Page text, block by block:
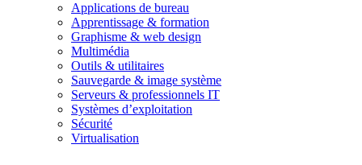
Applications de bureau
Apprentissage & formation
Graphisme & web design
Multimédia
Outils & utilitaires
Sauvegarde & image système
Serveurs & professionnels IT
Systèmes d’exploitation
Sécurité
Virtualisation